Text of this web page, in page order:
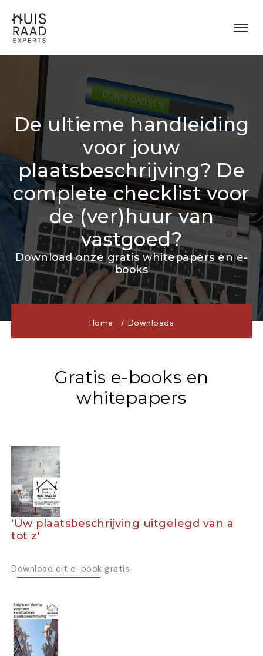
De ultieme handleiding
voor jouw
plaatsbeschrijving? De
complete checklist voor
de (ver)huur van
vastgoed?
Download onze gratis whitepapers en e-
books
Home Downloads
Gratis e-books en
whitepapers
'Uw plaatsbeschrijving uitgelegd van a
tot z'
Download dit e-book gratis